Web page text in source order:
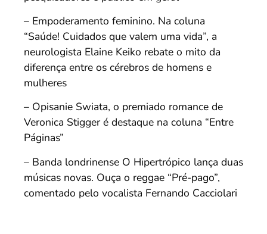
– Empoderamento feminino. Na coluna
“Saúde! Cuidados que valem uma vida”, a
neurologista Elaine Keiko rebate o mito da
diferença entre os cérebros de homens e
mulheres
– Opisanie Swiata, o premiado romance de
Veronica Stigger é destaque na coluna “Entre
Páginas”
– Banda londrinense O Hipertrópico lança duas
músicas novas. Ouça o reggae “Pré-pago”,
comentado pelo vocalista Fernando Cacciolari